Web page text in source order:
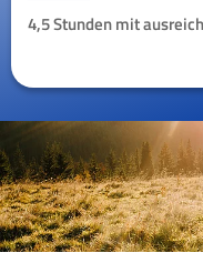
4,5 Stunden mit